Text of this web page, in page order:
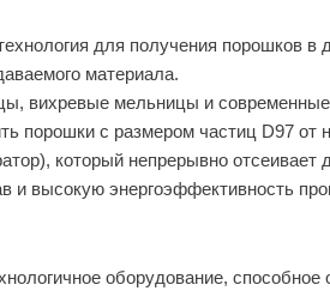
для получения порошков
материала.
вихревые мельницы и современные
порошки с размером частиц D97 от
который непрерывно
и высокую энергоэффективность
оборудование,